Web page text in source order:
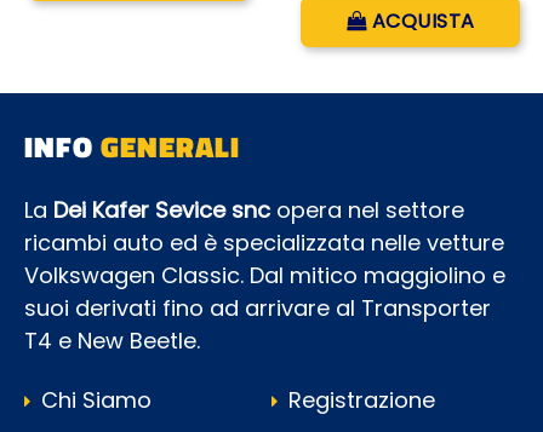
ACQUISTA
INFOGENERALI
La Dei Kafer Sevice snc opera nel settore
ricambi auto ed è specializzata nelle vetture
Volkswagen Classic. Dal mitico maggiolino e
suoi derivati fino ad arrivare al Transporter
T4 e New Beetle.
Chi Siamo
Registrazione